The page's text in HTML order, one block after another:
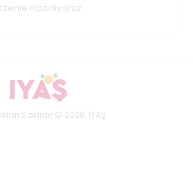
Hazırlıyoruz
Saklıdır © 2026, IYAŞ.